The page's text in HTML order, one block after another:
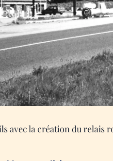
avec la création du relais